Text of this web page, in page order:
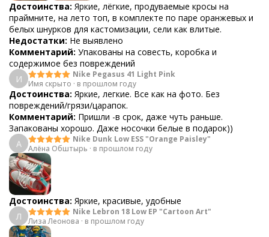
Достоинства: Яркие, лёгкие, продуваемые кросы на
праймните, на лето топ, в комплекте по паре оранжевых и
белых шнурков для кастомизации, сели как влитые.
Недостатки: Не выявлено
Комментарий: Упакованы на совесть, коробка и
содержимое без повреждений
И
Nike Pegasus 41 Light Pink
Имя скрыто · в прошлом году
Достоинства: Яркие, легкие. Все как на фото. Без
повреждений/грязи/царапок.
Комментарий: Пришли -в срок, даже чуть раньше.
Запакованы хорошо. Даже носочки белые в подарок))
А
Nike Dunk Low ESS "Orange Paisley"
Алёна Обштырь · в прошлом году
Достоинства: Яркие, красивые, удобные
Л
Nike Lebron 18 Low EP "Cartoon Art"
Лиза Леонова · в прошлом году